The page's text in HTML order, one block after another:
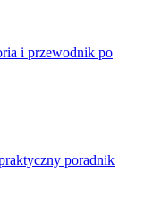
i przewodnik po
poradnik